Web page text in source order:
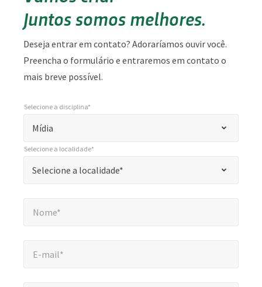
Juntos somos melhores.
Deseja entrar em contato? Adoraríamos ouvir você.
Preencha o formulário e entraremos em contato o
mais breve possível.
"
indica
Mídia
Selecione a disciplina*
Selecione a localidade*
Selecione a localidade*
Nome*
E-mail*